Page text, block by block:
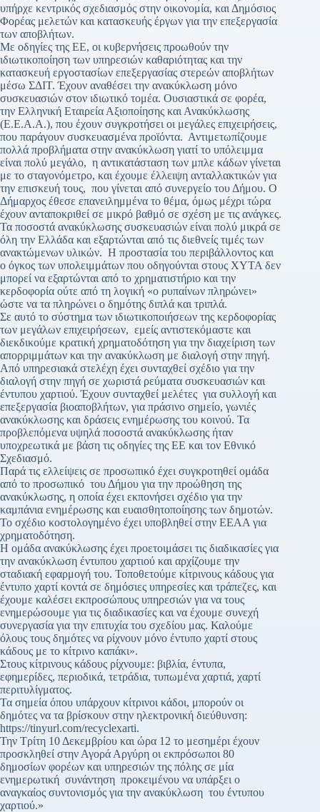
υπήρχε κεντρικός σχεδιασμός στην οικονομία, και Δημόσιος
Φορέας μελετών και κατασκευής έργων για την επεξεργασία
των αποβλήτων.
Με οδηγίες της ΕΕ, οι κυβερνήσεις προωθούν την
ιδιωτικοποίηση των υπηρεσιών καθαριότητας και την
κατασκευή εργοστασίων επεξεργασίας στερεών αποβλήτων
μέσω ΣΔΙΤ. Έχουν αναθέσει την ανακύκλωση μόνο
συσκευασιών στον ιδιωτικό τομέα. Ουσιαστικά σε φορέα,
την Ελληνική Εταιρεία Αξιοποίησης και Ανακύκλωσης
(Ε.Ε.Α.Α.), που έχουν συγκροτήσει οι μεγάλες επιχειρήσεις,
που παράγουν συσκευασμένα προϊόντα. Αντιμετωπίζουμε
πολλά προβλήματα στην ανακύκλωση γιατί το υπόλειμμα
είναι πολύ μεγάλο, η αντικατάσταση των μπλε κάδων γίνεται
με το σταγονόμετρο, και έχουμε έλλειψη ανταλλακτικών για
την επισκευή τους, που γίνεται από συνεργείο του Δήμου. Ο
Δήμαρχος έθεσε επανειλημμένα το θέμα, όμως μέχρι τώρα
έχουν ανταποκριθεί σε μικρό βαθμό σε σχέση με τις ανάγκες.
Τα ποσοστά ανακύκλωσης συσκευασιών είναι πολύ μικρά σε
όλη την Ελλάδα και εξαρτώνται από τις διεθνείς τιμές των
ανακτώμενων υλικών. Η προστασία του περιβάλλοντος και
ο όγκος των υπολειμμάτων που οδηγούνται στους ΧΥΤΑ δεν
μπορεί να εξαρτώνται από το χρηματιστήριο και την
κερδοφορία ούτε από τη λογική «ο ρυπαίνων πληρώνει»
ώστε να τα πληρώνει ο δημότης διπλά και τριπλά.
Σε αυτό το σύστημα των ιδιωτικοποιήσεων της κερδοφορίας
των μεγάλων επιχειρήσεων, εμείς αντιστεκόμαστε και
διεκδικούμε κρατική χρηματοδότηση για την διαχείριση των
απορριμμάτων και την ανακύκλωση με διαλογή στην πηγή.
Από υπηρεσιακά στελέχη έχει συνταχθεί σχέδιο για την
διαλογή στην πηγή σε χωριστά ρεύματα συσκευασιών και
έντυπου χαρτιού. Έχουν συνταχθεί μελέτες για συλλογή και
επεξεργασία βιοαποβλήτων, για πράσινο σημείο, γωνιές
ανακύκλωσης και δράσεις ενημέρωσης του κοινού. Τα
προβλεπόμενα υψηλά ποσοστά ανακύκλωσης ήταν
υποχρεωτικά με βάση τις οδηγίες της ΕΕ και τον Εθνικό
Σχεδιασμό.
Παρά τις ελλείψεις σε προσωπικό έχει συγκροτηθεί ομάδα
από το προσωπικό του Δήμου για την προώθηση της
ανακύκλωσης, η οποία έχει εκπονήσει σχέδιο για την
καμπάνια ενημέρωσης και ευαισθητοποίησης των δημοτών.
Το σχέδιο κοστολογημένο έχει υποβληθεί στην ΕΕΑΑ για
χρηματοδότηση.
Η ομάδα ανακύκλωσης έχει προετοιμάσει τις διαδικασίες για
την ανακύκλωση έντυπου χαρτιού και αρχίζουμε την
σταδιακή εφαρμογή του. Τοποθετούμε κίτρινους κάδους για
έντυπο χαρτί κοντά σε δημόσιες υπηρεσίες και τράπεζες, και
έχουμε καλέσει εκπροσώπους υπηρεσιών για να τους
ενημερώσουμε για τις διαδικασίες και να έχουμε συνεχή
συνεργασία για την επιτυχία του σχεδίου μας. Καλούμε
όλους τους δημότες να ρίχνουν μόνο έντυπο χαρτί στους
κάδους με το κίτρινο καπάκι».
Στους κίτρινους κάδους ρίχνουμε: βιβλία, έντυπα,
εφημερίδες, περιοδικά, τετράδια, τυπωμένα χαρτιά, χαρτί
περιτυλίγματος.
Τα σημεία όπου υπάρχουν κίτρινοι κάδοι, μπορούν οι
δημότες να τα βρίσκουν στην ηλεκτρονική διεύθυνση:
https://tinyurl.com/recyclexarti.
Την Τρίτη 10 Δεκεμβρίου και ώρα 12 το μεσημέρι έχουν
προσκληθεί στην Αγορά Αργύρη οι εκπρόσωποι 80
δημοσίων φορέων και υπηρεσιών της πόλης σε μία
ενημερωτική συνάντηση προκειμένου να υπάρξει ο
αναγκαίος συντονισμός για την ανακύκλωση του έντυπου
χαρτιού.»